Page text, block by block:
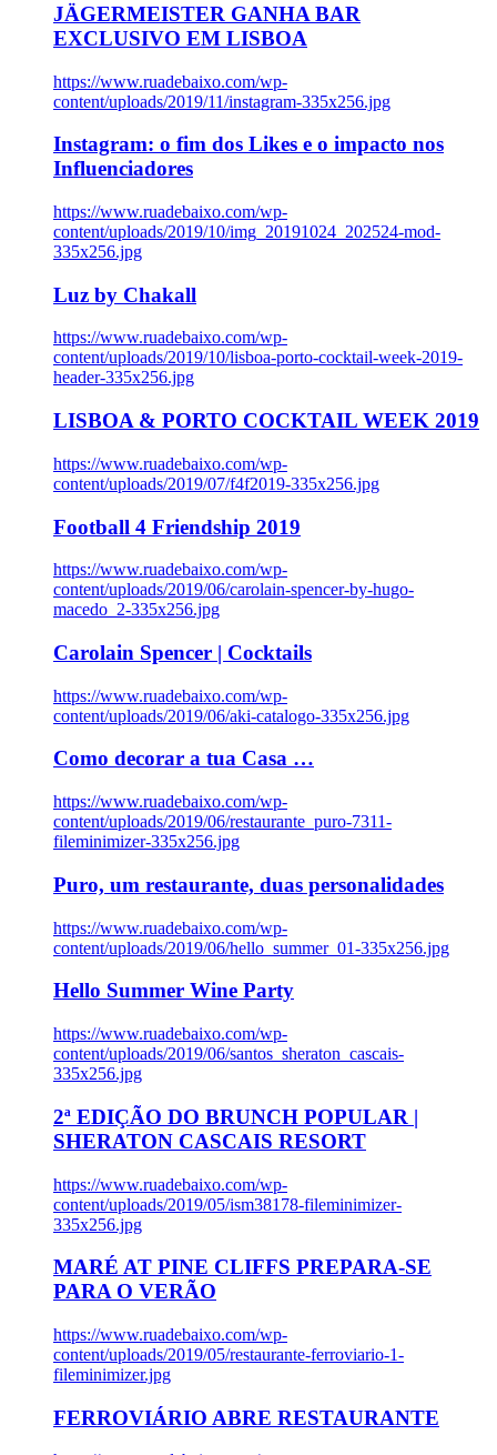
JÄGERMEISTER GANHA BAR
EXCLUSIVO EM LISBOA
https://www.ruadebaixo.com/wp-
content/uploads/2019/11/instagram-335x256.jpg
Instagram: o fim dos Likes e o impacto nos
Influenciadores
https://www.ruadebaixo.com/wp-
content/uploads/2019/10/img_20191024_202524-mod-
335x256.jpg
Luz by Chakall
https://www.ruadebaixo.com/wp-
content/uploads/2019/10/lisboa-porto-cocktail-week-2019-
header-335x256.jpg
LISBOA & PORTO COCKTAIL WEEK 2019
https://www.ruadebaixo.com/wp-
content/uploads/2019/07/f4f2019-335x256.jpg
Football 4 Friendship 2019
https://www.ruadebaixo.com/wp-
content/uploads/2019/06/carolain-spencer-by-hugo-
macedo_2-335x256.jpg
Carolain Spencer | Cocktails
https://www.ruadebaixo.com/wp-
content/uploads/2019/06/aki-catalogo-335x256.jpg
Como decorar a tua Casa …
https://www.ruadebaixo.com/wp-
content/uploads/2019/06/restaurante_puro-7311-
fileminimizer-335x256.jpg
Puro, um restaurante, duas personalidades
https://www.ruadebaixo.com/wp-
content/uploads/2019/06/hello_summer_01-335x256.jpg
Hello Summer Wine Party
https://www.ruadebaixo.com/wp-
content/uploads/2019/06/santos_sheraton_cascais-
335x256.jpg
2ª EDIÇÃO DO BRUNCH POPULAR |
SHERATON CASCAIS RESORT
https://www.ruadebaixo.com/wp-
content/uploads/2019/05/ism38178-fileminimizer-
335x256.jpg
MARÉ AT PINE CLIFFS PREPARA-SE
PARA O VERÃO
https://www.ruadebaixo.com/wp-
content/uploads/2019/05/restaurante-ferroviario-1-
fileminimizer.jpg
FERROVIÁRIO ABRE RESTAURANTE